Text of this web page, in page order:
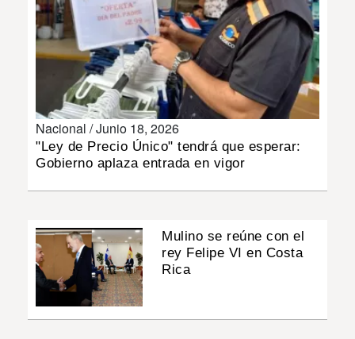
IMPRESO
Nacional /Junio 18, 2026
"Ley de Precio Único" tendrá que esperar:
Gobierno aplaza entrada en vigor
Mulino se reúne con el
rey Felipe VI en Costa
Rica